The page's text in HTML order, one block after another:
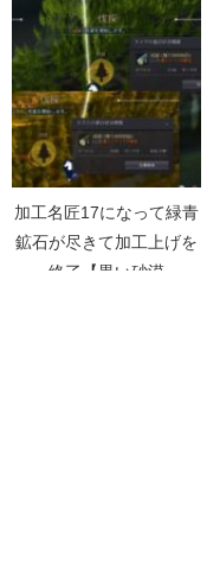
い砂漠Part4605】
加工名匠17になって緑青
鉱石が尽きて加工上げを
終了【黒い砂漠